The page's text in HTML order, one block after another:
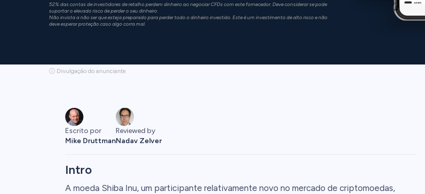
52% das contas de investidores de retalho perdem dinheiro ao negociar CFDs com este fornecedor. Deve considerar se pode
suportar o elevado risco de perder o seu dinheiro.
Não invista a não ser que esteja preparado para perder todo o dinheiro investido. Este é um investimento de alto risco e não
deve esperar proteção caso algo corra mal.
ⓘ Divulgação do anunciante
Escrito por
Mike Druttman
Reviewed by
Nadav Zelver
Intro
A moeda Shiba Inu, um participante relativamente novo no mercado de criptomoedas,